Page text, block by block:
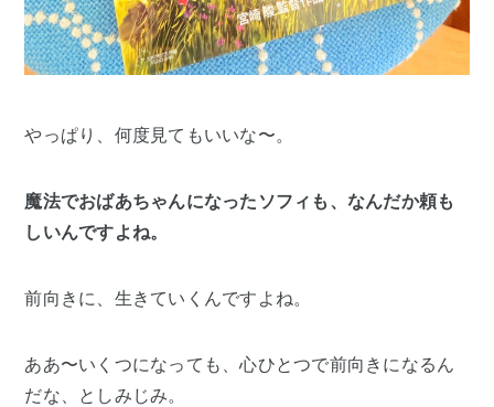
やっぱり、何度見てもいいな〜。
魔法でおばあちゃんになったソフィも、なんだか頼も
しいんですよね。
前向きに、生きていくんですよね。
ああ〜いくつになっても、心ひとつで前向きになるん
だな、としみじみ。